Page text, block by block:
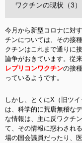
ワクチンの現状（3）
今月から新型コロナに対
チンについては、その接
クチンはこれまで通りに
論争がおきています。従
レプリコンワクチンの接
っているようです。
しかし、とくにX（旧ツ
は、科学的に荒唐無稽な
な情報は、主に反ワクチ
て、その情報に惑わされ
場の国会議員だったり、